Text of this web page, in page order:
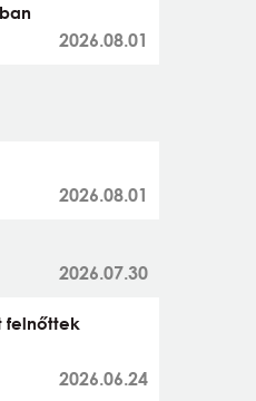
2026.08.01
2026.08.01
2026.07.30
felnőttek
2026.06.24